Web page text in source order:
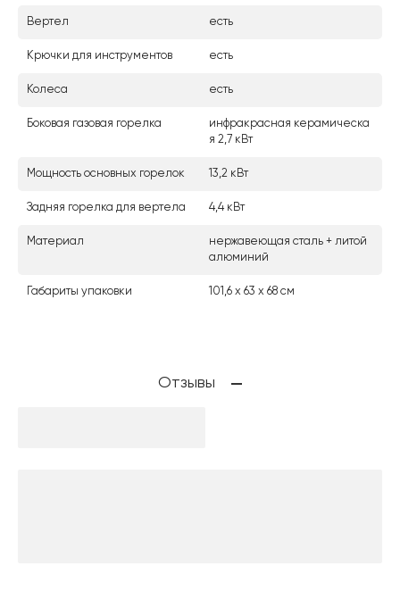
Вертел есть
Крючки для инструментов есть
Колеса есть
Боковая газовая горелка
инфракрасная керамическа
я 2,7 кВт
Мощность основных горелок 13,2 кВт
Задняя горелка для вертела 4,4 кВт
Материал
нержавеющая сталь + литой
алюминий
Габариты упаковки 101,6 х 63 х 68 см
Отзывы